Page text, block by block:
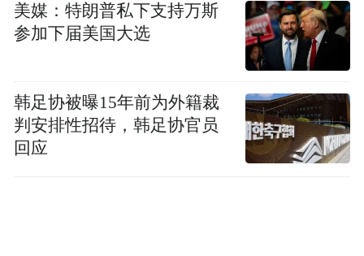
美媒：特朗普私下支持万斯
参加下届美国大选
韩足协被曝15年前为外籍裁
判安排性招待，韩足协官员
回应